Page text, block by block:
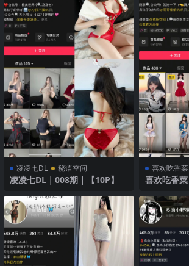
凌凌七DL 秘语空间
凌凌七DL｜008期｜【10P】
喜欢吃香菜